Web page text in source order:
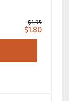
$1.95
$1.80